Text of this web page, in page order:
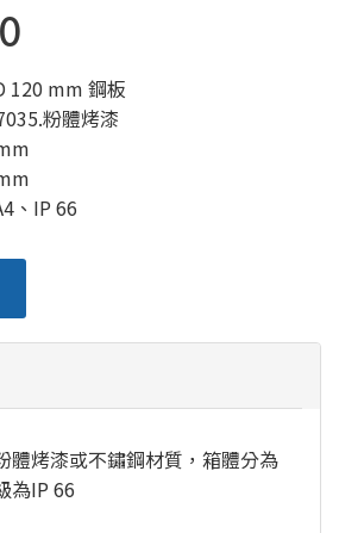
120 mm 鋼板
粉體烤漆
、IP 66
體烤漆或不鏽鋼材質，箱體分為
為IP 66